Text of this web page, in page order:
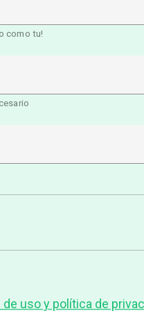
como tu!
uso y política de